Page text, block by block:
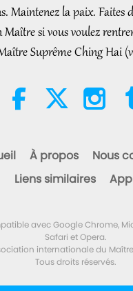
Jesus Will Know
Already Here
on Supreme
THE WORLD,
Part 1 of 2
VEG TREND
THE WORLD,
Le pouvoir de
Maintenez la paix. Faites
Maître si vous voulez
Suprême Ching Hai
À propos
Nous
Liens similaires
avec Google Chrome,
Safari et Opera.
internationale du
Tous droits réservés.